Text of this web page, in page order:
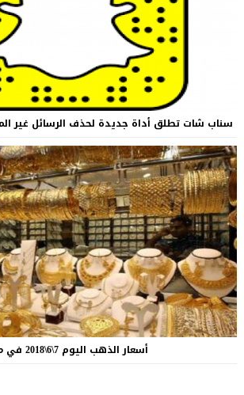
سناب شات تطلق أداة جديدة لحذف الرسائل غير
أسعار الذهب اليوم 7\6\2018 في مصر